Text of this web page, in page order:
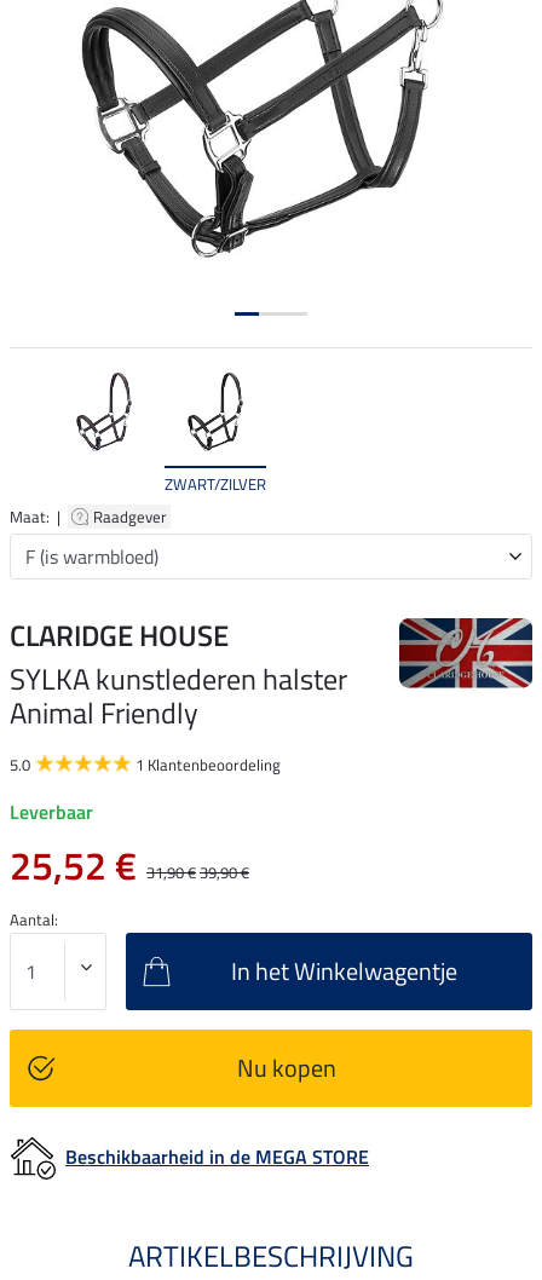
ZWART/ZILVER
Maat: |
Raadgever
CLARIDGE HOUSE
SYLKA kunstlederen halster
Animal Friendly
5.0 1 Klantenbeoordeling
Leverbaar
25,52 € 31,90 €39,90 €
Aantal:
In het Winkelwagentje
Nu kopen
Beschikbaarheid in de MEGA STORE
ARTIKELBESCHRIJVING